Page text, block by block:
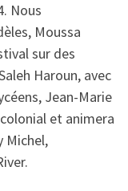
Nous
Moussa
sur des
Haroun, avec
Jean-Marie
et animera
Michel,